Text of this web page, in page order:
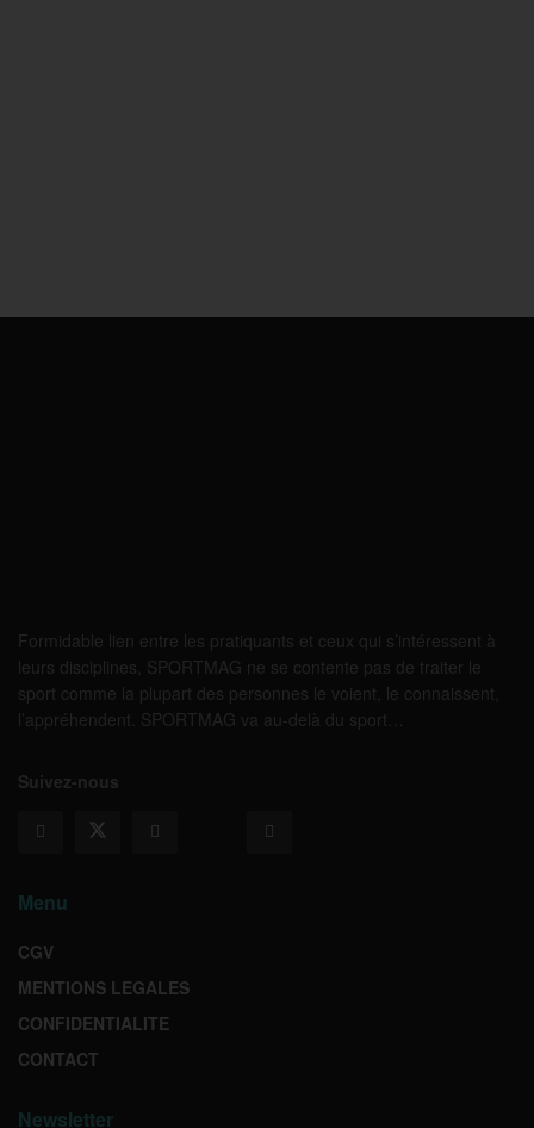
Formidable lien entre les pratiquants et ceux qui s’intéressent à
leurs disciplines, SPORTMAG ne se contente pas de traiter le
sport comme la plupart des personnes le voient, le connaissent,
l’appréhendent. SPORTMAG va au-delà du sport…
Suivez-nous
Menu
CGV
MENTIONS LEGALES
CONFIDENTIALITE
CONTACT
Newsletter